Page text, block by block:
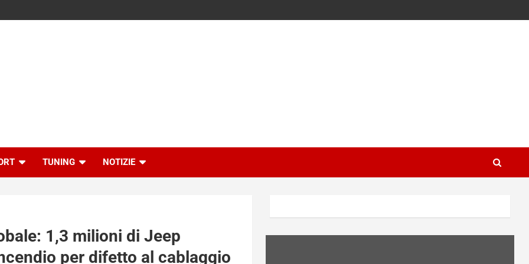
TUNING NOTIZIE
1,3 milioni di Jeep
per difetto al cablaggio